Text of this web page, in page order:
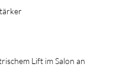
Lift im Salon an